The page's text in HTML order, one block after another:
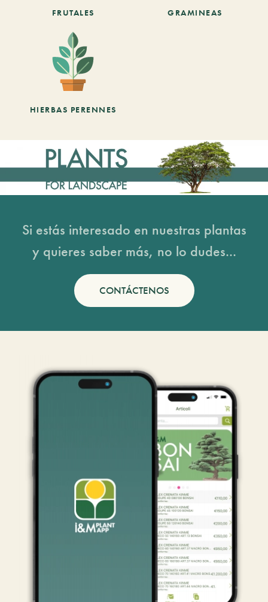
FRUTALES GRAMINEAS
HIERBAS PERENNES
Si estás interesado en nuestras plantas
y quieres saber más, no lo dudes...
CONTÁCTENOS